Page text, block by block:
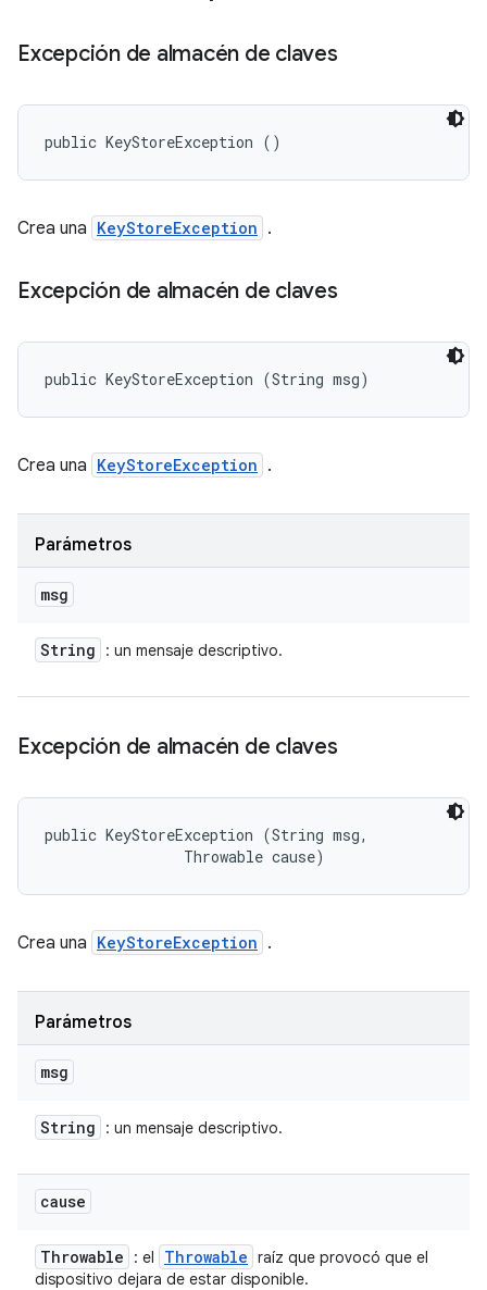
Excepción de almacén de claves
public KeyStoreException ()
Crea una KeyStoreException .
Excepción de almacén de claves
public KeyStoreException (String msg)
Crea una KeyStoreException .
Parámetros
msg
String : un mensaje descriptivo.
Excepción de almacén de claves
public KeyStoreException (String msg,
                Throwable cause)
Crea una KeyStoreException .
Parámetros
msg
String : un mensaje descriptivo.
cause
Throwable : el Throwable raíz que provocó que el
dispositivo dejara de estar disponible.